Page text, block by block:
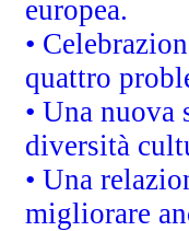
europea.
•
quattro
• Una
diversità
• Una
migliorare